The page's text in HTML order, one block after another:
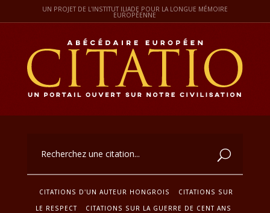
UN PROJET DE L'INSTITUT ILIADE POUR LA LONGUE MÉMOIRE
EUROPÉENNE
CITATIONS D'UN AUTEUR HONGROIS
CITATIONS SUR
LE RESPECT
CITATIONS SUR LA GUERRE DE CENT ANS